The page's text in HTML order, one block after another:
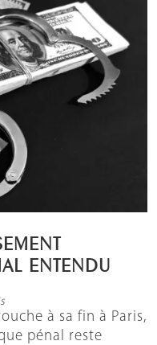
ENTENDU
à sa fin à Paris,
pénal reste